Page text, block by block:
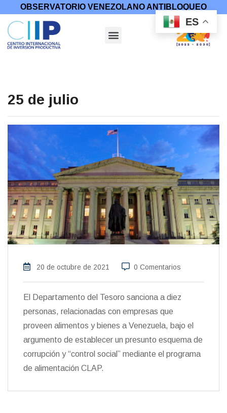
OBSERVATORIO VENEZOLANO ANTIBLOQUEO
25 de julio
20 de octubre de 2021 0 Comentarios
El Departamento del Tesoro sanciona a diez
personas, relacionadas con empresas que
proveen alimentos y bienes a Venezuela, bajo el
argumento de establecer un presunto esquema de
corrupción y “control social” mediante el programa
de alimentación CLAP.
ES